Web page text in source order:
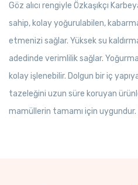
Göz alıcı rengiyle Özkaşıkçı
sahip, kolay yoğurulabilen,
etmenizi sağlar. Yüksek su
adedinde verimlilik sağlar.
kolay işlenebilir. Dolgun bir iç
tazeleğini uzun süre koruyan
mamüllerin tamamı için uygundur.